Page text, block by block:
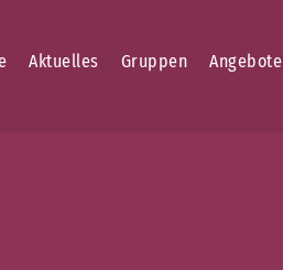
Aktuelles Gruppen Angebote